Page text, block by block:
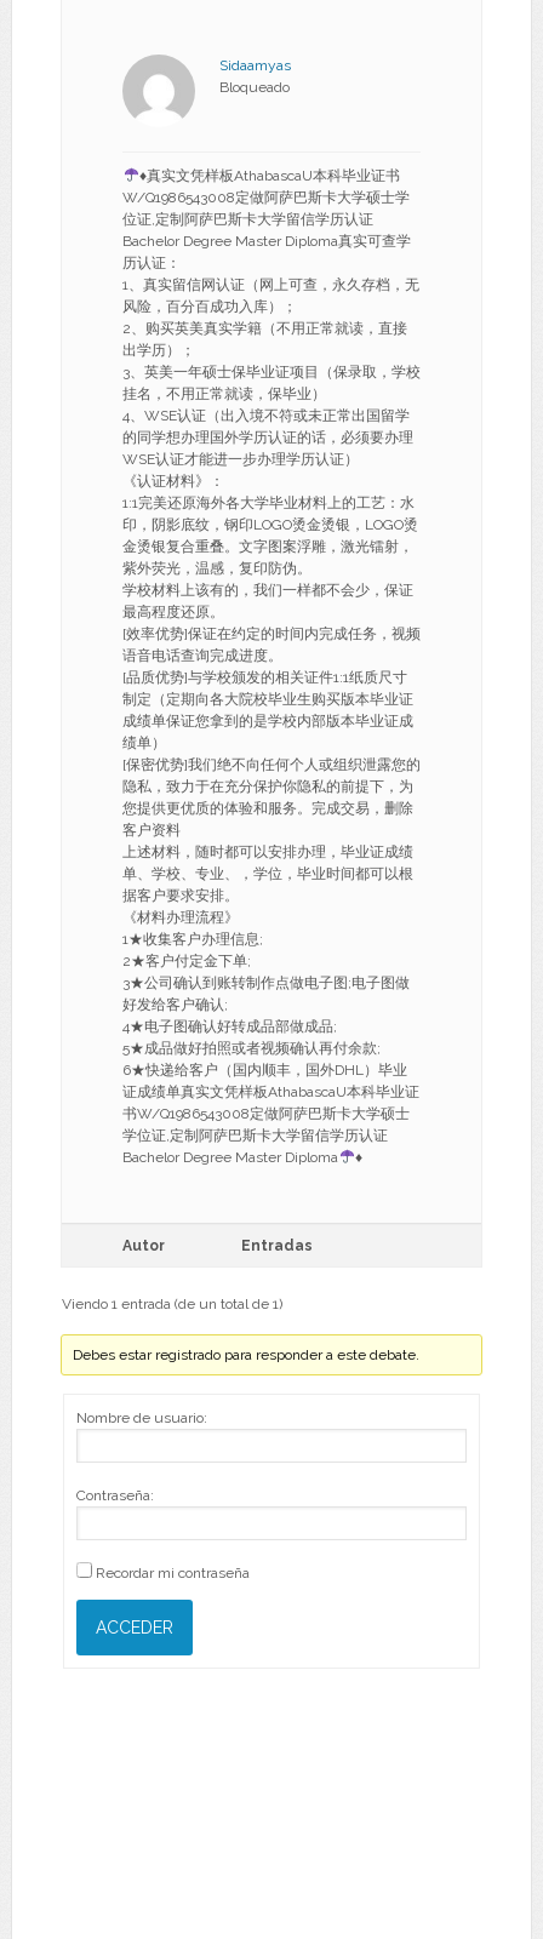
Sidaamyas
Bloqueado
♦真实文凭样板AthabascaU本科毕业证书
W/Q1986543008定做阿萨巴斯卡大学硕士学
位证,定制阿萨巴斯卡大学留信学历认证
Bachelor Degree Master Diploma真实可查学
历认证：
1、真实留信网认证（网上可查，永久存档，无
风险，百分百成功入库）；
2、购买英美真实学籍（不用正常就读，直接
出学历）；
3、英美一年硕士保毕业证项目（保录取，学校
挂名，不用正常就读，保毕业）
4、WSE认证（出入境不符或未正常出国留学
的同学想办理国外学历认证的话，必须要办理
WSE认证才能进一步办理学历认证）
《认证材料》：
1:1完美还原海外各大学毕业材料上的工艺：水
印，阴影底纹，钢印LOGO烫金烫银，LOGO烫
金烫银复合重叠。文字图案浮雕，激光镭射，
紫外荧光，温感，复印防伪。
学校材料上该有的，我们一样都不会少，保证
最高程度还原。
[效率优势]保证在约定的时间内完成任务，视频
语音电话查询完成进度。
[品质优势]与学校颁发的相关证件1:1纸质尺寸
制定（定期向各大院校毕业生购买版本毕业证
成绩单保证您拿到的是学校内部版本毕业证成
绩单）
[保密优势]我们绝不向任何个人或组织泄露您的
隐私，致力于在充分保护你隐私的前提下，为
您提供更优质的体验和服务。完成交易，删除
客户资料
上述材料，随时都可以安排办理，毕业证成绩
单、学校、专业、，学位，毕业时间都可以根
据客户要求安排。
《材料办理流程》
1★收集客户办理信息;
2★客户付定金下单;
3★公司确认到账转制作点做电子图;电子图做
好发给客户确认;
4★电子图确认好转成品部做成品;
5★成品做好拍照或者视频确认再付余款;
6★快递给客户（国内顺丰，国外DHL）毕业
证成绩单真实文凭样板AthabascaU本科毕业证
书W/Q1986543008定做阿萨巴斯卡大学硕士
学位证,定制阿萨巴斯卡大学留信学历认证
Bachelor Degree Master Diploma
♦
Autor Entradas
Viendo 1 entrada (de un total de 1)
Debes estar registrado para responder a este debate.
Nombre de usuario:
Contraseña:
Recordar mi contraseña
ACCEDER